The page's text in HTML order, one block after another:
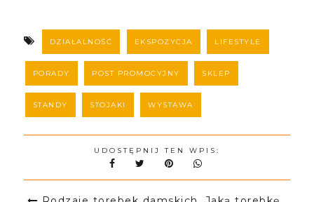
DZIAŁALNOŚĆ EKSPOZYCJA LIFESTYLE
PORADY POST PROMOCYJNY SKLEP
STANDY STOJAKI WYSTAWA
UDOSTĘPNIJ TEN WPIS: